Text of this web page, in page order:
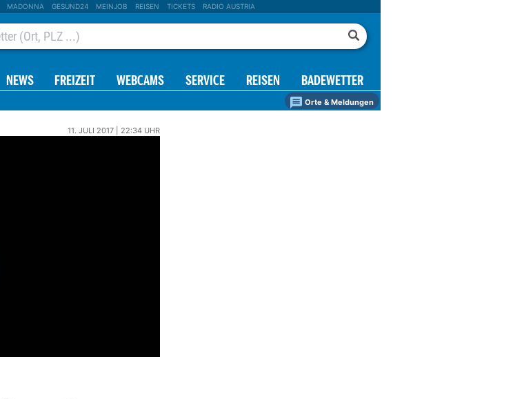
MADONNA GESUND24 MEINJOB REISEN TICKETS RADIO AUSTRIA
NEWS FREIZEIT WEBCAMS SERVICE REISEN BADEWETTER
Orte & Meldungen
11. JULI 2017 | 22:34 UHR